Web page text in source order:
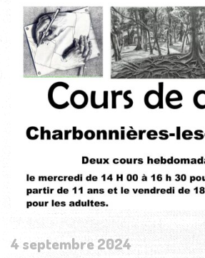
4 septembre 2024